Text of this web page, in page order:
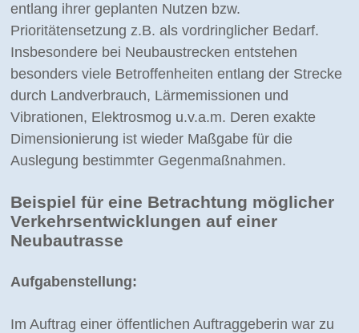
entlang ihrer geplanten Nutzen bzw.
Prioritätensetzung z.B. als vordringlicher Bedarf.
Insbesondere bei Neubaustrecken entstehen
besonders viele Betroffenheiten entlang der Strecke
durch Landverbrauch, Lärmemissionen und
Vibrationen, Elektrosmog u.v.a.m. Deren exakte
Dimensionierung ist wieder Maßgabe für die
Auslegung bestimmter Gegenmaßnahmen.
Beispiel für eine Betrachtung möglicher
Verkehrsentwicklungen auf einer
Neubautrasse
Aufgabenstellung:
Im Auftrag einer öffentlichen Auftraggeberin war zu